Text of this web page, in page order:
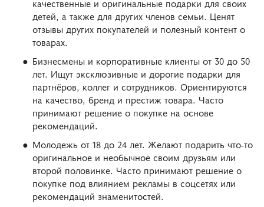
качественные и оригинальные подарки для своих
детей, а также для других членов семьи. Ценят
отзывы других покупателей и полезный контент о
товарах.
Бизнесмены и корпоративные клиенты от 30 до 50
лет. Ищут эксклюзивные и дорогие подарки для
партнёров, коллег и сотрудников. Ориентируются
на качество, бренд и престиж товара. Часто
принимают решение о покупке на основе
рекомендаций.
Молодежь от 18 до 24 лет. Желают подарить что-то
оригинальное и необычное своим друзьям или
второй половинке. Часто принимают решение о
покупке под влиянием рекламы в соцсетях или
рекомендаций знаменитостей.